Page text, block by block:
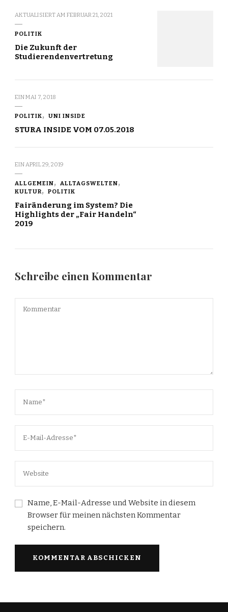
AKTUALISIERT AM FEBRUAR 21, 2021
POLITIK
Die Zukunft der
Studierendenvertretung
EINMAI 7, 2018
POLITIK UNI INSIDE
STURA INSIDE VOM 07.05.2018
EIN APRIL 29, 2019
ALLGEMEIN
ALLTAGSWELTEN
KULTUR
POLITIK
Fairänderung im System? Die
Highlights der „Fair Handeln“
2019
Schreibe einen Kommentar
Name, E-Mail-Adresse und Website in diesem
Browser für meinen nächsten Kommentar
speichern.